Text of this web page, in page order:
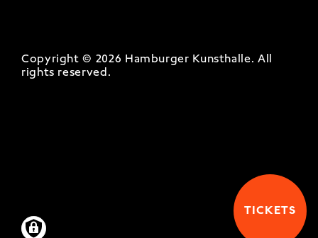
Copyright © 2026 Hamburger Kunsthalle. All
rights reserved.
TICKETS